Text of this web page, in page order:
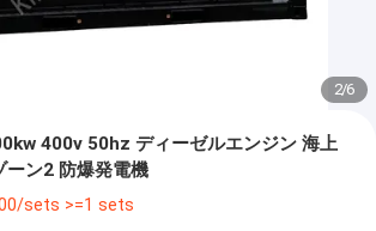
2/6
400v 50hz ディーゼルエンジン 海上
ーン2 防爆発電機
sets >=1 sets